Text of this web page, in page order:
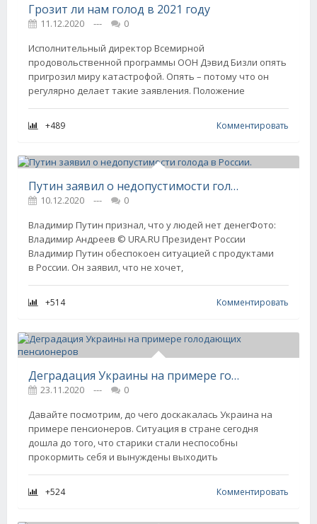
Грозит ли нам голод в 2021 году
11.12.2020 ---
0
Исполнительный директор Всемирной
продовольственной программы ООН Дэвид Бизли опять
пригрозил миру катастрофой. Опять – потому что он
регулярно делает такие заявления. Положение
+489 Комментировать
Путин заявил о недопустимости голода в России.
10.12.2020 ---
0
Владимир Путин признал, что у людей нет денегФото:
Владимир Андреев © URA.RU Президент России
Владимир Путин обеспокоен ситуацией с продуктами
в России. Он заявил, что не хочет,
+514 Комментировать
Деградация Украины на примере голодающих пенсионеров
23.11.2020 ---
0
Давайте посмотрим, до чего доскакалась Украина на
примере пенсионеров. Ситуация в стране сегодня
дошла до того, что старики стали неспособны
прокормить себя и вынуждены выходить
+524 Комментировать